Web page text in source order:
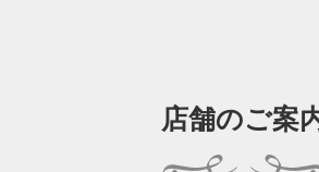
店舗のご案